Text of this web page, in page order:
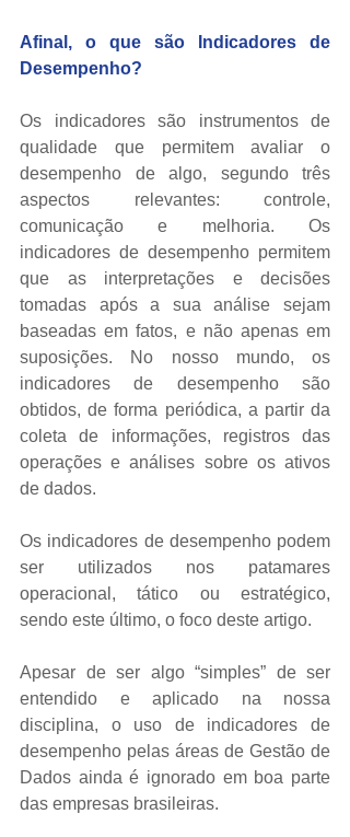
Afinal, o que são Indicadores de
Desempenho?
Os indicadores são instrumentos de
qualidade que permitem avaliar o
desempenho de algo, segundo três
aspectos relevantes: controle,
comunicação e melhoria. Os
indicadores de desempenho permitem
que as interpretações e decisões
tomadas após a sua análise sejam
baseadas em fatos, e não apenas em
suposições. No nosso mundo, os
indicadores de desempenho são
obtidos, de forma periódica, a partir da
coleta de informações, registros das
operações e análises sobre os ativos
de dados.
Os indicadores de desempenho podem
ser utilizados nos patamares
operacional, tático ou estratégico,
sendo este último, o foco deste artigo.
Apesar de ser algo “simples” de ser
entendido e aplicado na nossa
disciplina, o uso de indicadores de
desempenho pelas áreas de Gestão de
Dados ainda é ignorado em boa parte
das empresas brasileiras.